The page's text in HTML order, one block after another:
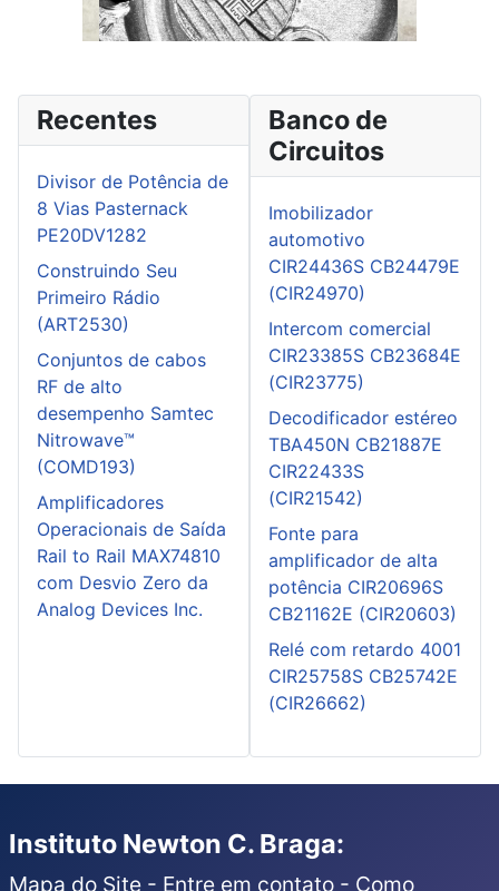
Recentes
Divisor de Potência de
8 Vias Pasternack
PE20DV1282
Construindo Seu
Primeiro Rádio
(ART2530)
Conjuntos de cabos
RF de alto
desempenho Samtec
Nitrowave™
(COMD193)
Amplificadores
Operacionais de Saída
Rail to Rail MAX74810
com Desvio Zero da
Analog Devices Inc.
Banco de
Circuitos
Imobilizador
automotivo
CIR24436S CB24479E
(CIR24970)
Intercom comercial
CIR23385S CB23684E
(CIR23775)
Decodificador estéreo
TBA450N CB21887E
CIR22433S
(CIR21542)
Fonte para
amplificador de alta
potência CIR20696S
CB21162E (CIR20603)
Relé com retardo 4001
CIR25758S CB25742E
(CIR26662)
Instituto Newton C. Braga:
Mapa do Site - Entre em contato - Como